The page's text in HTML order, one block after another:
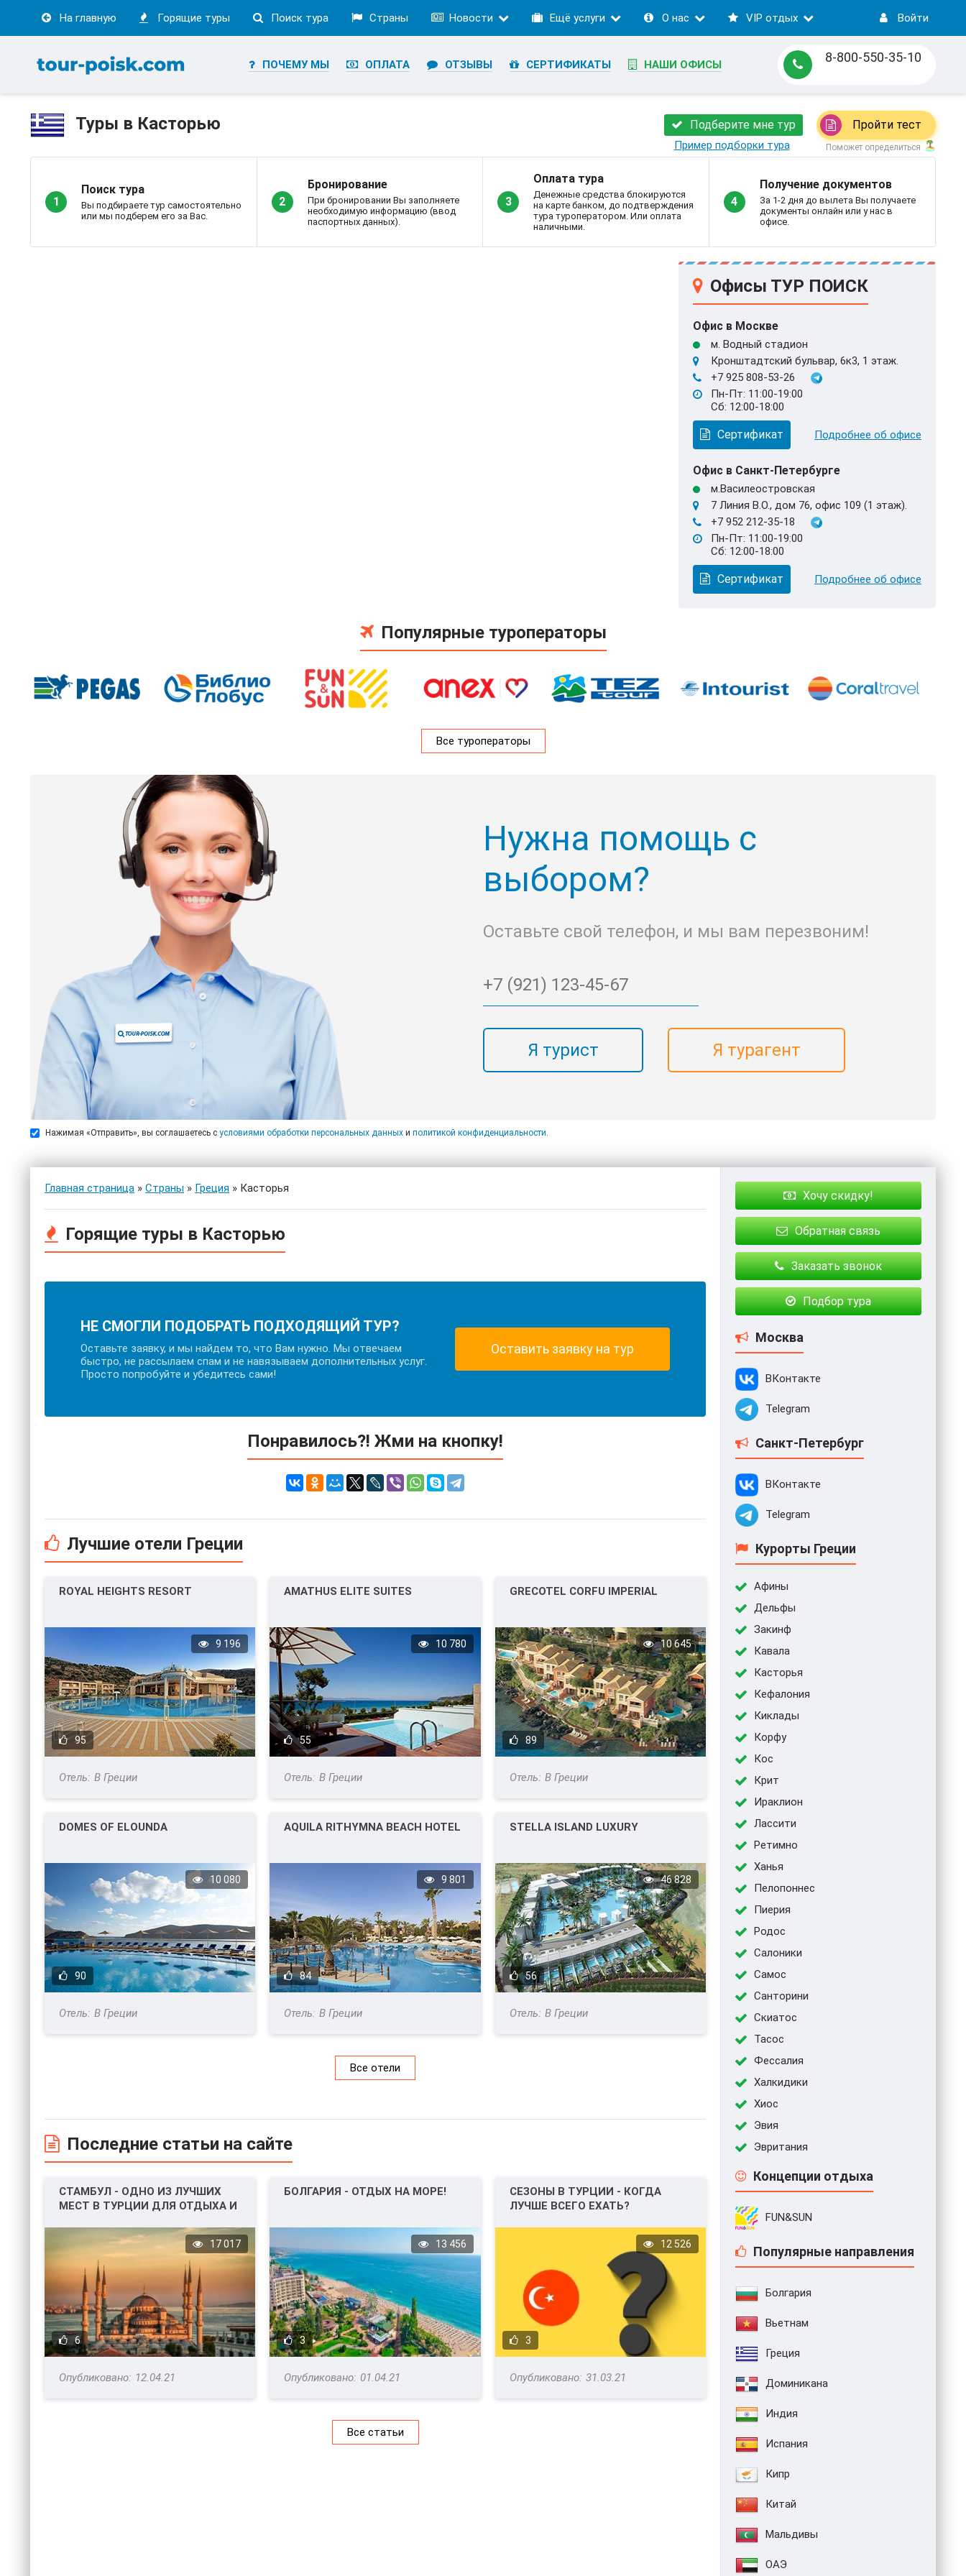
На главную Горящие туры Поиск тура Страны Новости Ещё услуги О нас VIP отдых Войти
ПОЧЕМУ МЫ ОПЛАТА ОТЗЫВЫ СЕРТИФИКАТЫ НАШИ ОФИСЫ 8-800-550-35-10
Туры в Касторью Подберите мне тур
Пример подборки тура
Пройти тест
Поможет определиться
1
Поиск тура
Вы подбираете тур самостоятельно
или мы подберем его за Вас.
2
Бронирование
При бронировании Вы заполняете
необходимую информацию (ввод
паспортных данных).
3
Оплата тура
Денежные средства блокируются
на карте банком, до подтверждения
тура туроператором. Или оплата
наличными.
4
Получение документов
За 1-2 дня до вылета Вы получаете
документы онлайн или у нас в
офисе.
Офисы ТУР ПОИСК
Офис в Москве
м. Водный стадион
Кронштадтский бульвар, 6к3, 1 этаж.
+7 925 808-53-26
Пн-Пт: 11:00-19:00
Сб: 12:00-18:00
Сертификат Подробнее об офисе
Офис в Санкт-Петербурге
м.Василеостровская
7 Линия В.О., дом 76, офис 109 (1 этаж).
+7 952 212-35-18
Пн-Пт: 11:00-19:00
Сб: 12:00-18:00
Сертификат Подробнее об офисе
Популярные туроператоры
Все туроператоры
Нужна помощь с
выбором?
Оставьте свой телефон, и мы вам перезвоним!
Я турист Я турагент
Нажимая «Отправить», вы соглашаетесь с условиями обработки персональных данных и политикой конфиденциальности.
Главная страница » Страны » Греция » Касторья
Горящие туры в Касторью
НЕ СМОГЛИ ПОДОБРАТЬ ПОДХОДЯЩИЙ ТУР?
Оставьте заявку, и мы найдем то, что Вам нужно. Мы отвечаем
быстро, не рассылаем спам и не навязываем дополнительных услуг.
Просто попробуйте и убедитесь сами!
Оставить заявку на тур
Понравилось?! Жми на кнопку!
Лучшие отели Греции
ROYAL HEIGHTS RESORT
95
9 196
В Греции
AMATHUS ELITE SUITES
55
10 780
В Греции
GRECOTEL CORFU IMPERIAL
89
10 645
В Греции
DOMES OF ELOUNDA
90
10 080
В Греции
AQUILA RITHYMNA BEACH HOTEL
84
9 801
В Греции
STELLA ISLAND LUXURY
56
46 828
В Греции
Все отели
Последние статьи на сайте
СТАМБУЛ - ОДНО ИЗ ЛУЧШИХ
МЕСТ В ТУРЦИИ ДЛЯ ОТДЫХА И
6
17 017
12.04.21
БОЛГАРИЯ - ОТДЫХ НА МОРЕ!
3
13 456
01.04.21
СЕЗОНЫ В ТУРЦИИ - КОГДА
ЛУЧШЕ ВСЕГО ЕХАТЬ?
3
12 526
31.03.21
Все статьи
Хочу скидку!
Обратная связь
Заказать звонок
Подбор тура
Москва
ВКонтакте
Telegram
Санкт-Петербург
ВКонтакте
Telegram
Курорты Греции
Афины
Дельфы
Закинф
Кавала
Касторья
Кефалония
Киклады
Корфу
Кос
Крит
Ираклион
Лассити
Ретимно
Ханья
Пелопоннес
Пиерия
Родос
Салоники
Самос
Санторини
Скиатос
Тасос
Фессалия
Халкидики
Хиос
Эвия
Эвритания
Концепции отдыха
FUN&SUN
Популярные направления
Болгария
Вьетнам
Греция
Доминикана
Индия
Испания
Кипр
Китай
Мальдивы
ОАЭ